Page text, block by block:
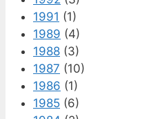
1991 (1)
1989 (4)
1988 (3)
1987 (10)
1986 (1)
1985 (6)